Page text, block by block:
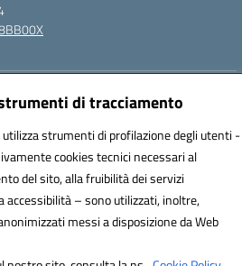
di tracciamento
strumenti di profilazione degli utenti -
cookies tecnici necessari al
del sito, alla fruibilità dei servizi
accessibilità – sono utilizzati, inoltre,
messi a disposizione da Web
by 3D Solution S.r.l.